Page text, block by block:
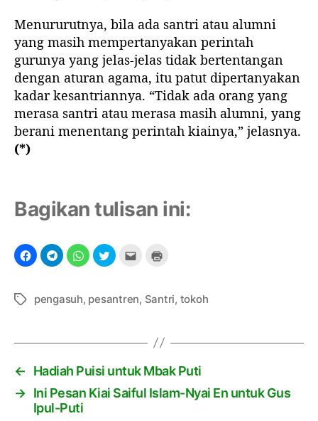
Menururutnya, bila ada santri atau alumni
yang masih mempertanyakan perintah
gurunya yang jelas-jelas tidak bertentangan
dengan aturan agama, itu patut dipertanyakan
kadar kesantriannya. “Tidak ada orang yang
merasa santri atau merasa masih alumni, yang
berani menentang perintah kiainya,” jelasnya.
(*)
Bagikan tulisan ini:
T
pengasuh, pesantren, Santri, tokoh
←
Hadiah Puisi untuk Mbak Puti
→ Ini Pesan Kiai Saiful Islam-Nyai En untuk Gus
Ipul-Puti